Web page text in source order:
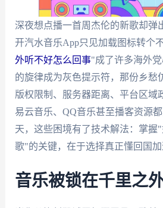
深夜想点播一首周杰伦的新歌却弹
开汽水音乐App只见加载图标转
外听不好怎么回事"成了许多海外
的旋律成为灰色提示符，那份乡愁
版权限制、服务器距离、平台区域
易云音乐、QQ音乐甚至播客资源
天，这些困境有了技术解法：掌握
歌"的关键，在于选择真正懂回国加
音乐被锁在千里之